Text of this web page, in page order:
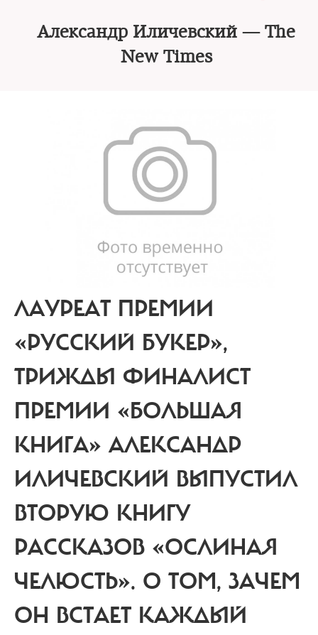
Александр Иличевский — The
New Times
ЛАУРЕАТ ПРЕМИИ
«РУССКИЙ БУКЕР»,
ТРИЖДЫ ФИНАЛИСТ
ПРЕМИИ «БОЛЬШАЯ
КНИГА» АЛЕКСАНДР
ИЛИЧЕВСКИЙ ВЫПУСТИЛ
ВТОРУЮ КНИГУ
РАССКАЗОВ «ОСЛИНАЯ
ЧЕЛЮСТЬ». О ТОМ, ЗАЧЕМ
ОН ВСТАЕТ КАЖДЫЙ